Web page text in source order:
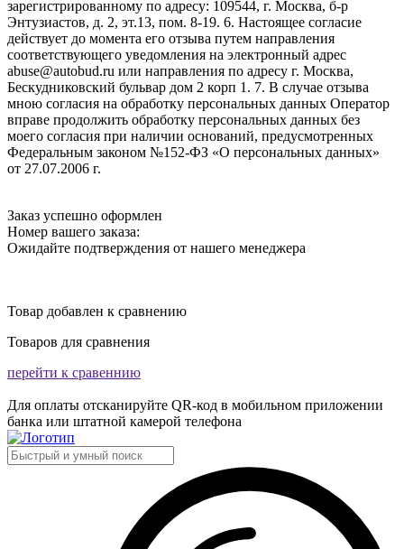
зарегистрированному по адресу: 109544, г. Москва, б-р
Энтузиастов, д. 2, эт.13, пом. 8-19. 6. Настоящее согласие
действует до момента его отзыва путем направления
соответствующего уведомления на электронный адрес
abuse@autobud.ru или направления по адресу г. Москва,
Бескудниковский бульвар дом 2 корп 1. 7. В случае отзыва
мною согласия на обработку персональных данных Оператор
вправе продолжить обработку персональных данных без
моего согласия при наличии оснований, предусмотренных
Федеральным законом №152-ФЗ «О персональных данных»
от 27.07.2006 г.
Заказ успешно оформлен
Номер вашего заказа:
Ожидайте подтверждения от нашего менеджера
Товар добавлен к сравнению
Товаров для сравнения
перейти к сравеннию
Для оплаты отсканируйте QR-код в мобильном приложении
банка или штатной камерой телефона